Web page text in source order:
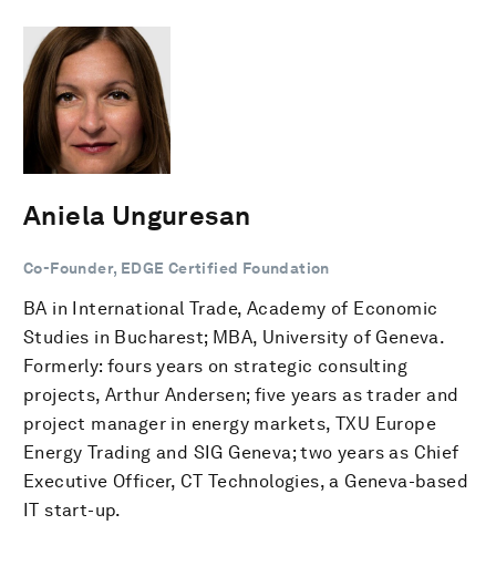
Aniela Unguresan
Co-Founder, EDGE Certified Foundation
BA in International Trade, Academy of Economic
Studies in Bucharest; MBA, University of Geneva.
Formerly: fours years on strategic consulting
projects, Arthur Andersen; five years as trader and
project manager in energy markets, TXU Europe
Energy Trading and SIG Geneva; two years as Chief
Executive Officer, CT Technologies, a Geneva-based
IT start-up.